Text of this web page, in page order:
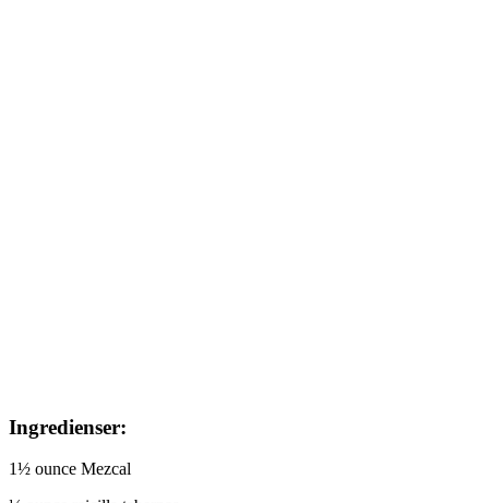
Ingredienser:
1½ ounce Mezcal